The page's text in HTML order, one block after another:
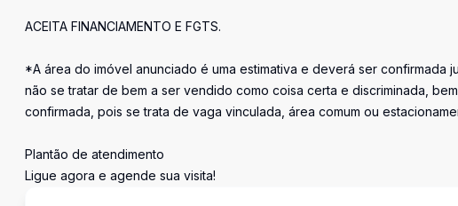
ACEITA FINANCIAMENTO E FGTS.
*A área do imóvel anunciado é uma estimativa e deverá ser
não se tratar de bem a ser vendido como coisa certa e discriminada,
confirmada, pois se trata de vaga vinculada, área comum ou
Plantão de atendimento
Ligue agora e agende sua visita!